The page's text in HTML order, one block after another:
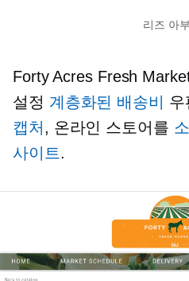
리즈 아
Forty Acres Fresh
설정 계층화된 배송비 우
캡처 , 온라인 스토어를
사이트.